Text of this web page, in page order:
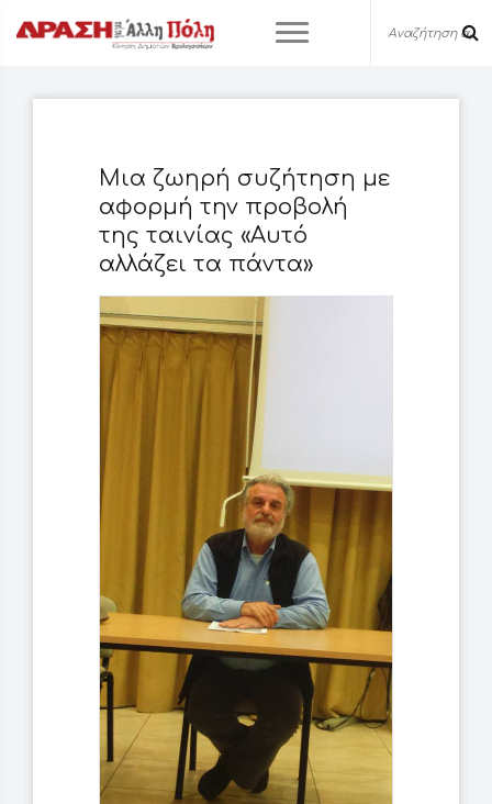
Μια ζωηρή συζήτηση με
αφορμή την προβολή
της ταινίας «Αυτό
αλλάζει τα πάντα»